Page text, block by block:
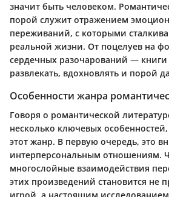
значит быть человеком.
порой служит отражением
переживаний, с которыми
реальной жизни. От поцелуев на
сердечных разочарований — книги
развлекать, вдохновлять и порой
Особенности жанра
Говоря о романтической
несколько ключевых
этот жанр. В первую очередь, это
интерперсональным отношениям.
многослойные взаимодействия
этих произведений становится не